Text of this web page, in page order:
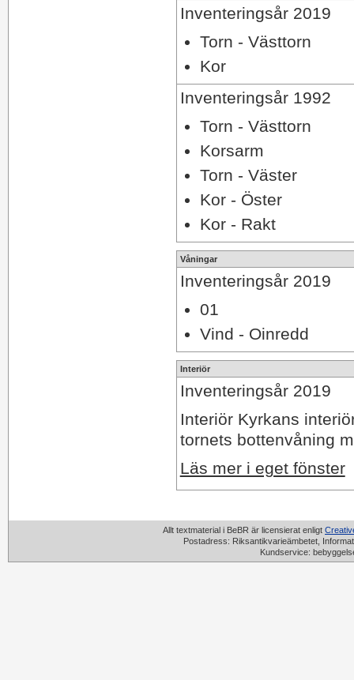
Inventeringsår 2019
Torn - Västtorn
Kor
Inventeringsår 1992
Torn - Västtorn
Korsarm
Torn - Väster
Kor - Öster
Kor - Rakt
Våningar
Inventeringsår 2019
01
Vind - Oinredd
Interiör
Inventeringsår 2019
Interiör Kyrkans
tornets bottenvåning
Läs mer i eget fönster
Allt textmaterial i BeBR är licensierat enligt
Postadress: Riksantikvarieämbetet,
Kundservice: